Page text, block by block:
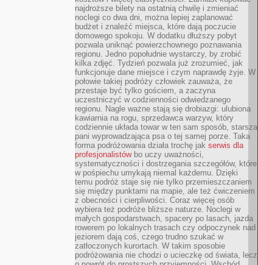
najdroższe bilety na ostatnią chwilę i zmieniać
noclegi co dwa dni, można lepiej zaplanować
budżet i znaleźć miejsca, które dają poczucie
domowego spokoju. W dodatku dłuższy pobyt
pozwala uniknąć powierzchownego poznawania
regionu. Jedno popołudnie wystarczy, by zrobić
kilka zdjęć. Tydzień pozwala już zrozumieć, jak
funkcjonuje dane miejsce i czym naprawdę żyje. W
połowie takiej podróży człowiek zauważa, że
przestaje być tylko gościem, a zaczyna
uczestniczyć w codzienności odwiedzanego
regionu. Nagle ważne stają się drobiazgi: ulubiona
kawiarnia na rogu, sprzedawca warzyw, który
codziennie układa towar w ten sam sposób, starsza
pani wyprowadzająca psa o tej samej porze. Taka
forma podróżowania działa trochę jak serwis dla
profesjonalistówbo uczy uważności,
systematyczności i dostrzegania szczegółów, które
w pośpiechu umykają niemal każdemu. Dzięki
temu podróż staje się nie tylko przemieszczaniem
się między punktami na mapie, ale też ćwiczeniem
z obecności i cierpliwości. Coraz więcej osób
wybiera też podróże bliższe naturze. Noclegi w
małych gospodarstwach, spacery po lasach, jazda
rowerem po lokalnych trasach czy odpoczynek nad
jeziorem dają coś, czego trudno szukać w
zatłoczonych kurortach. W takim sposobie
podróżowania nie chodzi o ucieczkę od świata, lecz